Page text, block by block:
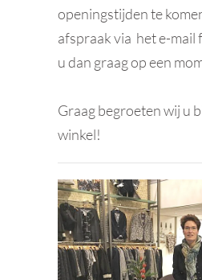
openingstijden te
afspraak via het e-
u dan graag op een
Graag begroeten wij u
winkel!